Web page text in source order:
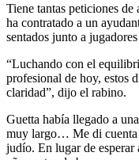
Tiene tantas peticiones de
ha contratado a un
sentados junto a
“Luchando con el
profesional de hoy, estos
claridad”, dijo el rabino.
Guetta había llegado a
muy largo… Me di cuenta
judío. En lugar de esperar